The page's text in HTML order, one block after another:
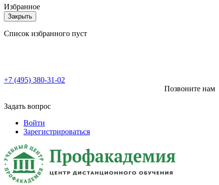
Избранное
Закрыть
Список избранного пуст
+7 (495) 380-31-02
Позвоните нам
Задать вопрос
Войти
Зарегистрироваться